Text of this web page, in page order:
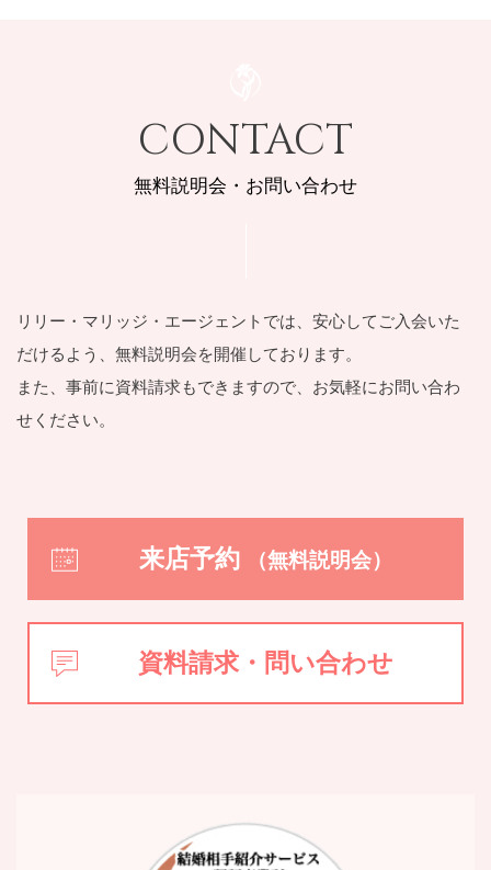
CONTACT
無料説明会・お問い合わせ
リリー・マリッジ・エージェントでは、安⼼してご⼊会いた
だけるよう、 無料説明会を開催しております。
また、事前に資料請求もできますので、お気軽にお問い合わ
せください。
来店予約 （無料説明会）
資料請求・問い合わせ